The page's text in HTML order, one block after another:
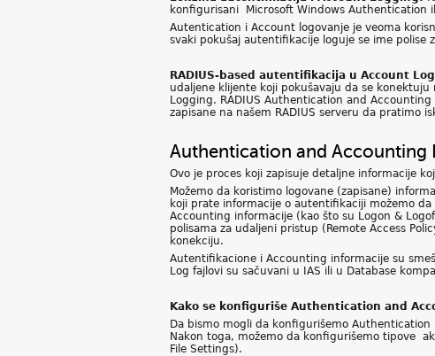
konfigurisani Microsoft Windows Authentication
Autentication i Account logovanje je veoma
svaki pokušaj autentifikacije loguje se ime polise
RADIUS-based autentifikacija u Account
udaljene klijente koji pokušavaju da se konektuju
Logging. RADIUS Authentication and
zapisane na našem RADIUS serveru da pratimo
Authentication and Accounting
Ovo je proces koji zapisuje detaljne informacije
Možemo da koristimo logovane (zapisane)
koji prate informacije o autentifikaciji možemo
Accounting informacije (kao što su Logon &
polisama za udaljeni pristup (Remote Access
konekciju.
Autentifikacione i Accounting informacije su
Log fajlovi su sačuvani u IAS ili u Database
Kako se konfiguriše Authentication and
Da bismo mogli da konfigurišemo
Nakon toga, možemo da konfigurišemo tipove
File Settings).